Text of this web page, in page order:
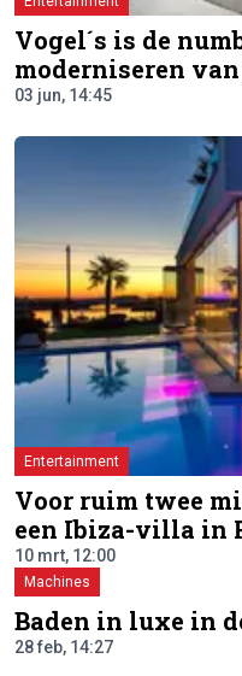
Vogel´s is de
moderniseren
03 jun, 14:45
Entertainment
Voor ruim twee
een Ibiza-villa in
10 mrt, 12:00
Machines
Baden in luxe in
28 feb, 14:27